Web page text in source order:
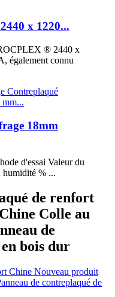
x 1220...
® 2440 x
également connu
18mm
d'essai Valeur du
humidité % ...
de renfort
Colle au
de
bois dur